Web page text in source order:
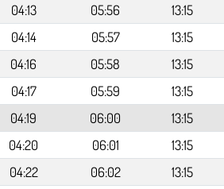
04:13 05:56
13:15
04:14 05:57
13:15
04:16 05:58
13:15
04:17 05:59
13:15
04:19 06:00
13:15
04:20 06:01
13:15
04:22 06:02
13:15